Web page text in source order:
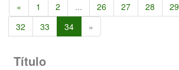
« 1 2 ... 26 27 28 29
32
33 34 »
Título